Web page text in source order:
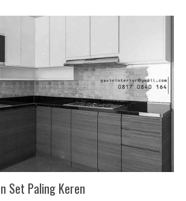
Set Paling Keren